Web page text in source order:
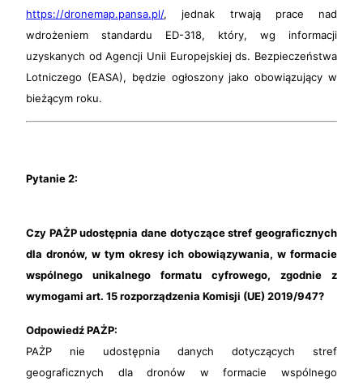
https://dronemap.pansa.pl/, jednak trwają prace nad
wdrożeniem standardu ED-318, który, wg informacji
uzyskanych od Agencji Unii Europejskiej ds. Bezpieczeństwa
Lotniczego (EASA), będzie ogłoszony jako obowiązujący w
bieżącym roku.
Pytanie 2:
Czy PAŻP udostępnia dane dotyczące stref geograficznych
dla dronów, w tym okresy ich obowiązywania, w formacie
wspólnego unikalnego formatu cyfrowego, zgodnie z
wymogami art. 15 rozporządzenia Komisji (UE) 2019/947?
Odpowiedź PAŻP:
PAŻP nie udostępnia danych dotyczących stref
geograficznych dla dronów w formacie wspólnego